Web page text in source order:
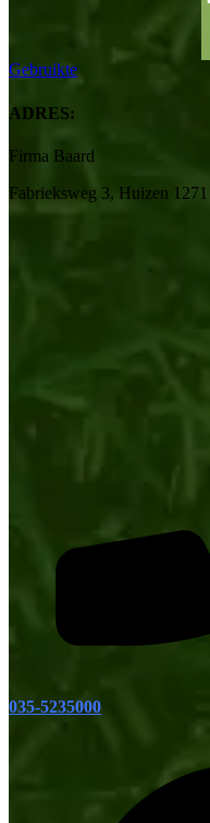
Gebruikte
ADRES:
Firma Baard
Fabrieksweg 3, Huizen
035-5235000